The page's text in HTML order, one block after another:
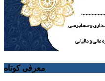
معرفی کوتاه